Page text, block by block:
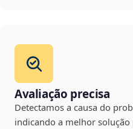
Avaliação precisa
Detectamos a causa do
indicando a melhor solução